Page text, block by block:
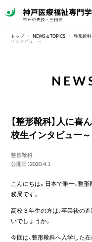
トップ NEWS＆TOPICS 整形靴科
インタビュー～
【整形靴科】人に
校生インタビュー～
整形靴科
公開日：2020.4.1
こんにちは。日本で唯一、整
務局です。
高校３年生の方は、卒業後の
いでしょうか。
今回は、整形靴科へ入学した